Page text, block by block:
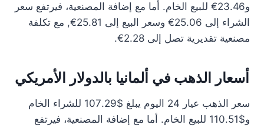
و23.46€ للبيع الخام. أما مع إضافة المصنعية، فيرتفع سعر
الشراء إلى 25.06€ وسعر البيع إلى 25.81€, مع تكلفة
مصنعية تقديرية تصل إلى 2.28€.
أسعار الذهب في ألمانيا بالدولار الأمريكي
سعر الذهب عيار 24 اليوم يبلغ $107.29 للشراء الخام
و$110.51 للبيع الخام. أما مع إضافة المصنعية، فيرتفع